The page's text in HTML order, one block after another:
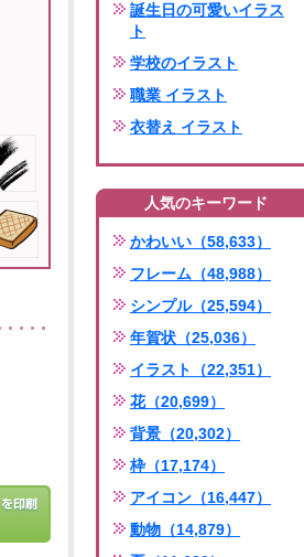
誕生日の可愛いイラス
ト
学校のイラスト
職業 イラスト
衣替え イラスト
人気のキーワード
かわいい（58,633）
フレーム（48,988）
シンプル（25,594）
年賀状（25,036）
イラスト（22,351）
花（20,699）
背景（20,302）
枠（17,174）
アイコン（16,447）
動物（14,879）